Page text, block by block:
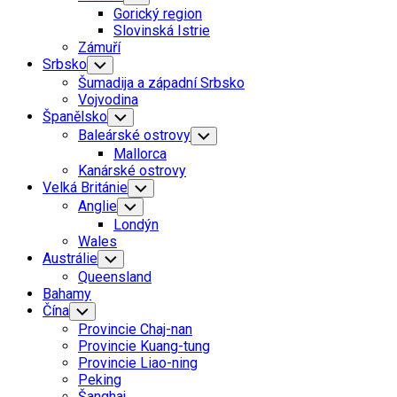
Child
Menu
Gorický region
Slovinská Istrie
Zámuří
Srbsko Toggle
Child
Menu
Šumadija a západní Srbsko
Vojvodina
Španělsko Toggle
Child
Menu
Baleárské ostrovy Toggle
Child
Mallorca
Kanárské ostrovy
Velká Británie Toggle
Child
Menu
Anglie Toggle
Child
Menu
Londýn
Wales
Austrálie Toggle
Child
Menu
Queensland
Bahamy
Čína Toggle
Child
Menu
Provincie Chaj-nan
Provincie Kuang-tung
Provincie Liao-ning
Peking